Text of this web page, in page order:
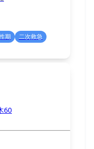
期
二次救急
60